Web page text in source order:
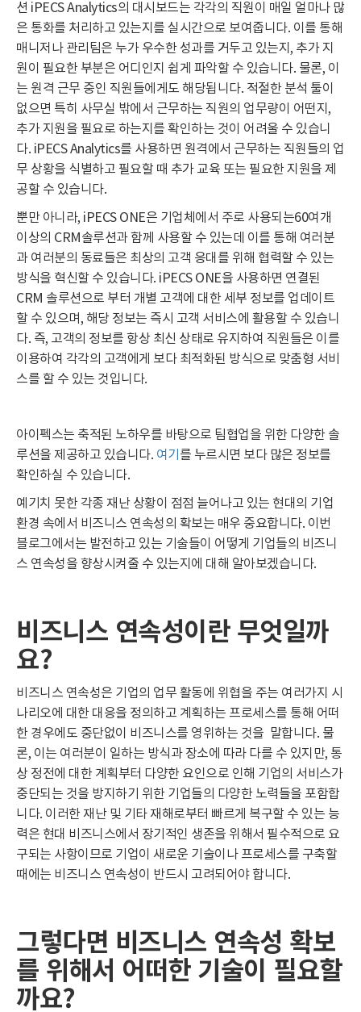
션 iPECS Analytics의 대시보드는 각각의 직원이 매일 얼마나 많
은 통화를 처리하고 있는지를 실시간으로 보여줍니다. 이를 통해
매니저나 관리팀은 누가 우수한 성과를 거두고 있는지, 추가 지
원이 필요한 부분은 어디인지 쉽게 파악할 수 있습니다. 물론, 이
는 원격 근무 중인 직원들에게도 해당됩니다. 적절한 분석 툴이
없으면 특히 사무실 밖에서 근무하는 직원의 업무량이 어떤지,
추가 지원을 필요로 하는지를 확인하는 것이 어려울 수 있습니
다. iPECS Analytics를 사용하면 원격에서 근무하는 직원들의 업
무 상황을 식별하고 필요할 때 추가 교육 또는 필요한 지원을 제
공할 수 있습니다.
뿐만 아니라, iPECS ONE은 기업체에서 주로 사용되는60여개
이상의 CRM솔루션과 함께 사용할 수 있는데 이를 통해 여러분
과 여러분의 동료들은 최상의 고객 응대를 위해 협력할 수 있는
방식을 혁신할 수 있습니다. iPECS ONE을 사용하면 연결된
CRM 솔루션으로 부터 개별 고객에 대한 세부 정보를 업데이트
할 수 있으며, 해당 정보는 즉시 고객 서비스에 활용할 수 있습니
다. 즉, 고객의 정보를 항상 최신 상태로 유지하여 직원들은 이를
이용하여 각각의 고객에게 보다 최적화된 방식으로 맞춤형 서비
스를 할 수 있는 것입니다.
아이펙스는 축적된 노하우를 바탕으로 팀협업을 위한 다양한 솔
루션을 제공하고 있습니다. 여기 를 누르시면 보다 많은 정보를
확인하실 수 있습니다.
예기치 못한 각종 재난 상황이 점점 늘어나고 있는 현대의 기업
환경 속에서 비즈니스 연속성의 확보는 매우 중요합니다. 이번
블로그에서는 발전하고 있는 기술들이 어떻게 기업들의 비즈니
스 연속성을 향상시켜줄 수 있는지에 대해 알아보겠습니다.
비즈니스 연속성이란 무엇일까
요?
비즈니스 연속성은 기업의 업무 활동에 위협을 주는 여러가지 시
나리오에 대한 대응을 정의하고 계획하는 프로세스를 통해 어떠
한 경우에도 중단없이 비즈니스를 영위하는 것을 말합니다. 물
론, 이는 여러분이 일하는 방식과 장소에 따라 다를 수 있지만, 통
상 정전에 대한 계획부터 다양한 요인으로 인해 기업의 서비스가
중단되는 것을 방지하기 위한 기업들의 다양한 노력들을 포함합
니다. 이러한 재난 및 기타 재해로부터 빠르게 복구할 수 있는 능
력은 현대 비즈니스에서 장기적인 생존을 위해서 필수적으로 요
구되는 사항이므로 기업이 새로운 기술이나 프로세스를 구축할
때에는 비즈니스 연속성이 반드시 고려되어야 합니다.
그렇다면 비즈니스 연속성 확보
를 위해서 어떠한 기술이 필요할
까요?